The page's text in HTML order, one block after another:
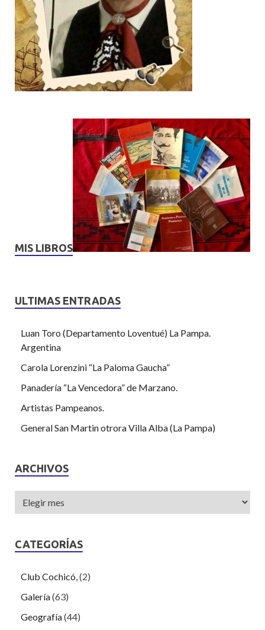
MIS LIBROS
ULTIMAS ENTRADAS
Luan Toro (Departamento Loventué) La Pampa.
Argentina
Carola Lorenzini “La Paloma Gaucha”
Panadería “La Vencedora” de Marzano.
Artistas Pampeanos.
General San Martin otrora Villa Alba (La Pampa)
ARCHIVOS
CATEGORÍAS
Club Cochicó, (2)
Galería(63)
Geografía(44)